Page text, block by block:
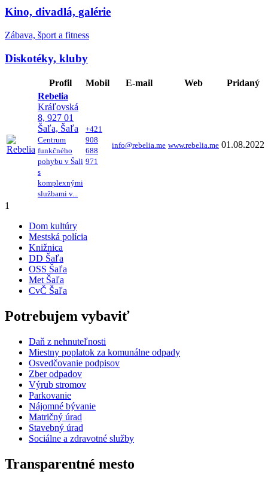
Kino, divadlá, galérie
Zábava, šport a fitness
Diskotéky, kluby
Profil Mobil E-mail Web
Pridaný
Rebelia
Kráľovská
8, 927 01
Šaľa, Šaľa
Centrum
funkčného
pohybu v Šali
s
komplexnými
službami v...
+421
908
688
971
info@rebelia.me www.rebelia.me 01.08.2022
1
Dom kultúry
Mestská polícia
Knižnica
DD Šaľa
OSS Šaľa
Met Šaľa
CvČ Šaľa
Potrebujem vybaviť
Daň z nehnuteľnosti
Miestny poplatok za komunálne odpady
Osvedčovanie podpisov
Zber odpadov
Výrub stromov
Parkovanie
Nájomné bývanie
Matričný úrad
Stavebný úrad
Sociálne a zdravotné služby
Transparentné mesto